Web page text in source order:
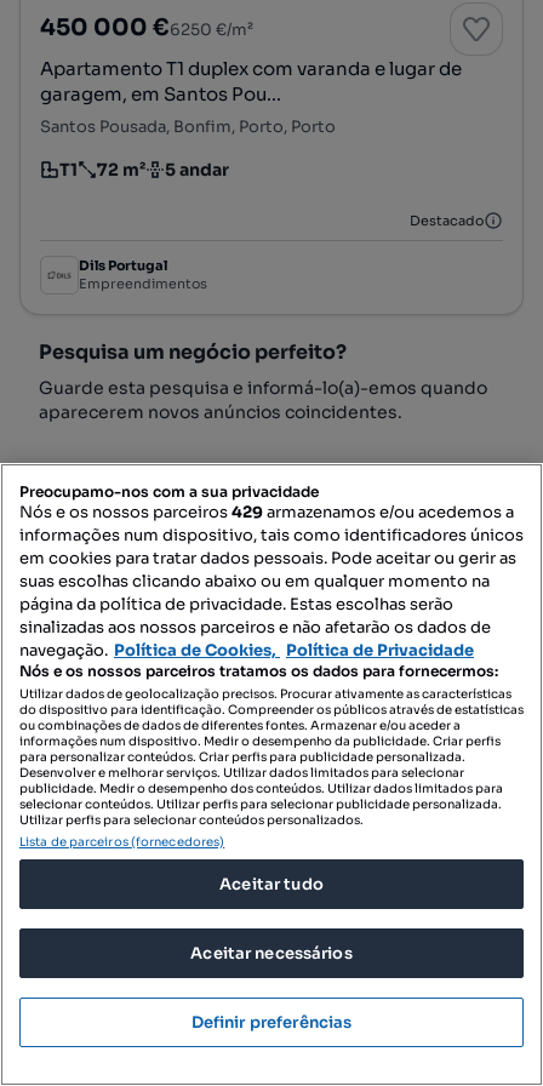
450 000 €6250 €/m²
Apartamento T1 duplex com varanda e lugar de
garagem, em Santos Pou...
Santos Pousada, Bonfim, Porto, Porto
Tipologia
T1
Preço por metro quadrado
72 m²
Andar 5 andar
Destacado
Dils Portugal
Empreendimentos
Pesquisa um negócio perfeito?
Guarde esta pesquisa e informá-lo(a)-emos quando
aparecerem novos anúncios coincidentes.
ID de pesquisa ID de pesquisa
Preocupamo-nos com a sua privacidade
Nós e os nossos parceiros429armazenamos e/ou acedemos a
informações num dispositivo, tais como identificadores únicos
em cookies para tratar dados pessoais. Pode aceitar ou gerir as
suas escolhas clicando abaixo ou em qualquer momento na
página da política de privacidade. Estas escolhas serão
sinalizadas aos nossos parceiros e não afetarão os dados de
navegação. Política de Cookies, Política de Privacidade
Nós e os nossos parceiros tratamos os dados para fornecermos:
Utilizar dados de geolocalização precisos. Procurar ativamente as características
do dispositivo para identificação. Compreender os públicos através de estatísticas
ou combinações de dados de diferentes fontes. Armazenar e/ou aceder a
informações num dispositivo. Medir o desempenho da publicidade. Criar perfis
para personalizar conteúdos. Criar perfis para publicidade personalizada.
Desenvolver e melhorar serviços. Utilizar dados limitados para selecionar
publicidade. Medir o desempenho dos conteúdos. Utilizar dados limitados para
selecionar conteúdos. Utilizar perfis para selecionar publicidade personalizada.
Utilizar perfis para selecionar conteúdos personalizados.
Lista de parceiros (fornecedores)
Aceitar tudo
Aceitar necessários
Definir preferências